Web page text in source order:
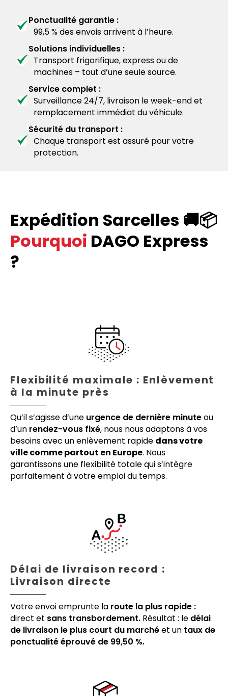
Ponctualité garantie :
99,5 % des envois arrivent à l’heure.
Solutions individuelles :
Transport frigorifique, express ou de
machines – tout d’une seule source.
Service complet :
Surveillance 24/7, livraison le week-end et
remplacement immédiat du véhicule.
Sécurité du transport :
Chaque transport est assuré pour votre
protection.
Expédition Sarcelles 🚚📦
Pourquoi DAGO Express
?
Flexibilité maximale : Enlèvement
à la minute près
Qu’il s’agisse d’une urgence de dernière minuteou
d’un rendez-vous fixé, nous nous adaptons à vos
besoins avec un enlèvement rapide dans votre
ville comme partout en Europe. Nous
garantissons une flexibilité totale qui s’intègre
parfaitement à votre emploi du temps.
Délai de livraison record :
Livraison directe
Votre envoi emprunte la route la plus rapide :
direct et sans transbordement. Résultat : le délai
de livraison le plus court du marchéet un taux de
ponctualité éprouvé de 99,50 %.